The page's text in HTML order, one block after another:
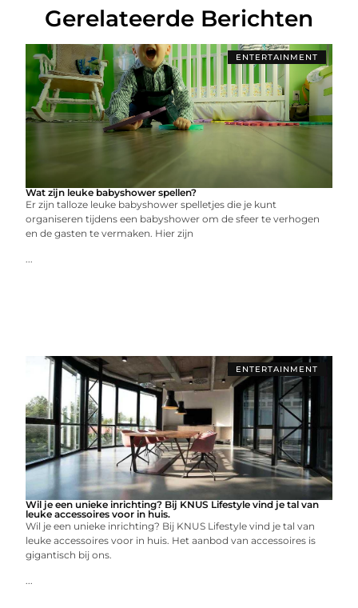
Gerelateerde Berichten
ENTERTAINMENT
Wat zijn leuke babyshower spellen?
Er zijn talloze leuke babyshower spelletjes die je kunt
organiseren tijdens een babyshower om de sfeer te verhogen
en de gasten te vermaken. Hier zijn
...
ENTERTAINMENT
Wil je een unieke inrichting? Bij KNUS Lifestyle vind je tal van
leuke accessoires voor in huis.
Wil je een unieke inrichting? Bij KNUS Lifestyle vind je tal van
leuke accessoires voor in huis. Het aanbod van accessoires is
gigantisch bij ons.
...